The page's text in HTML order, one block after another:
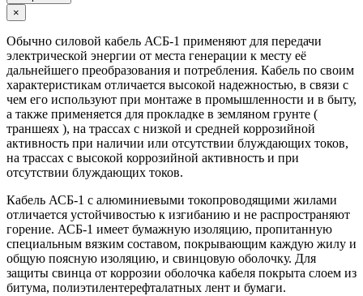
×
Обычно силовой кабель АСБ-1 применяют для передачи
электрической энергии от места генерации к месту её
дальнейшего преобразования и потребления. Кабель по своим
характеристикам отличается высокой надежностью, в связи с
чем его используют при монтаже в промышленности и в быту,
а также применяется для прокладке в земляном грунте (
траншеях ), на трассах с низкой и средней коррозийной
активность при наличии или отсутствии блуждающих токов,
на трассах с высокой коррозийной активность и при
отсутствии блуждающих токов.
Кабель АСБ-1 с алюминиевыми токопроводящими жилами
отличается устойчивостью к изгибанию и не распространяют
горение. АСБ-1 имеет бумажную изоляцию, пропитанную
специальным вязким составом, покрывающим каждую жилу и
общую поясную изоляцию, и свинцовую оболочку. Для
защиты свинца от коррозии оболочка кабеля покрыта слоем из
битума, полиэтилентерефталатных лент и бумаги.